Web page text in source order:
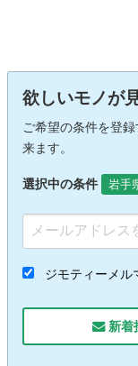
欲しいモノが
ご希望の条件を登
来ます。
選択中の条件 岩手
ジモティーメル
新着